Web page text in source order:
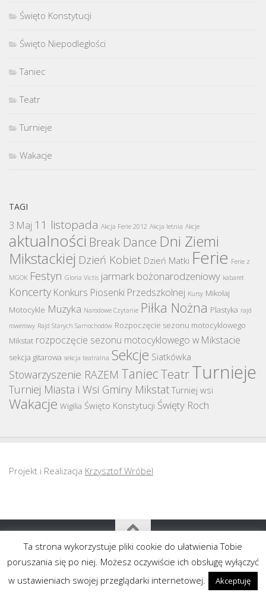
Święto Konstytucji
Święto Niepodległości
Taniec
Teatr
Turnieje
Wakacje
TAGI
3 Maj 11 listopada Akcja Ferie 2012 Akcja letnia Akcje
aktualności Break Dance Dni Ziemi
Mikstackiej Dzień Kobiet Dzień Matki Ferie Ferie z
MGOK Festyn Gloria Victis jarmark bożonarodzeniowy kabaret
Koncerty Konkurs Piosenki Przedszkolnej Kursy Mikołaj
Motocykle Muzyka Narodowe Czytanie Piłka Nożna Plastyka rajd
rowerowy Rajd Starych Samochodów Rozpoczęcie sezonu motocyklowego
Mikstat rozpoczęcie sezonu motocyklowego w Mikstacie
sekcja gitarowa sekcja teatralna Sekcje Siatkówka
Stowarzyszenie RAZEM TaniecTeatrTurnieje
Turniej Miasta i Wsi Gminy Mikstat Turniej wsi
Wakacje Wigilia Święto Konstytucji Święty Roch
Projekt i Realizacja Krzysztof Wróbel
Copyright MGOK Mikstat 2011-2020
Ta strona wykorzystuje pliki cookie do ułatwienia Tobie
poruszania się po niej. Możesz oczywiście ich obsługę wyłączyć
w ustawieniach swojej przeglądarki internetowej.
Akceptuję